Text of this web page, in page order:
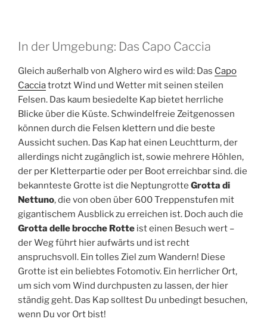
In der Umgebung: Das Capo Caccia
Gleich außerhalb von Alghero wird es wild: Das Capo
Cacciatrotzt Wind und Wetter mit seinen steilen
Felsen. Das kaum besiedelte Kap bietet herrliche
Blicke über die Küste. Schwindelfreie Zeitgenossen
können durch die Felsen klettern und die beste
Aussicht suchen. Das Kap hat einen Leuchtturm, der
allerdings nicht zugänglich ist, sowie mehrere Höhlen,
der per Kletterpartie oder per Boot erreichbar sind. die
bekannteste Grotte ist die Neptungrotte Grotta di
Nettuno, die von oben über 600 Treppenstufen mit
gigantischem Ausblick zu erreichen ist. Doch auch die
Grotta delle brocche Rotte ist einen Besuch wert –
der Weg führt hier aufwärts und ist recht
anspruchsvoll. Ein tolles Ziel zum Wandern! Diese
Grotte ist ein beliebtes Fotomotiv. Ein herrlicher Ort,
um sich vom Wind durchpusten zu lassen, der hier
ständig geht. Das Kap solltest Du unbedingt besuchen,
wenn Du vor Ort bist!